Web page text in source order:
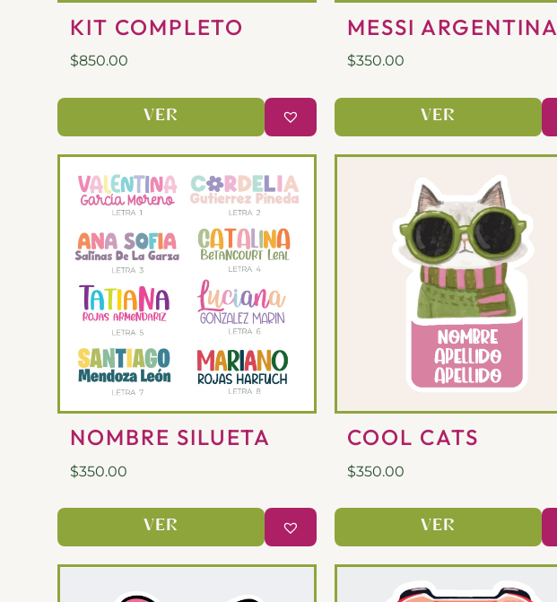
KIT COMPLETO
$850.00
VER
MESSI ARGENTINA
$350.00
VER
NOMBRE SILUETA
$350.00
VER
COOL CATS
$350.00
VER